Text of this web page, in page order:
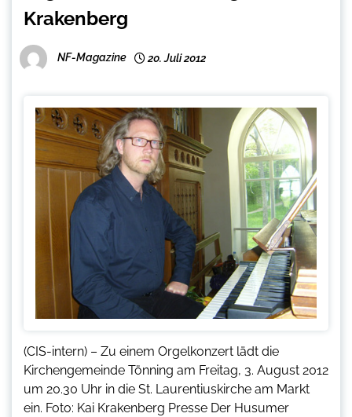
Krakenberg
NF-Magazine 20. Juli 2012
(CIS-intern) – Zu einem Orgelkonzert lädt die
Kirchengemeinde Tönning am Freitag, 3. August 2012
um 20.30 Uhr in die St. Laurentiuskirche am Markt
ein. Foto: Kai Krakenberg Presse Der Husumer